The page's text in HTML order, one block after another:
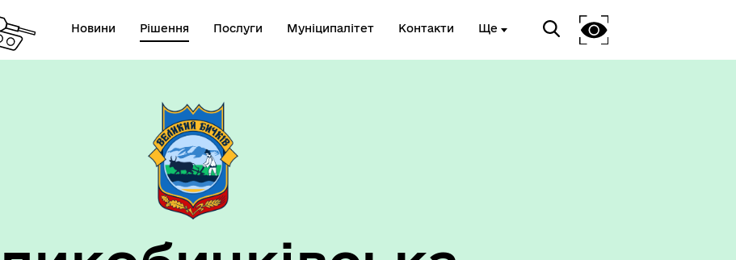
Новини Рішення Послуги Муніципалітет Контакти Ще
Великобичківської ТГ